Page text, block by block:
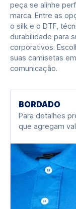
peça se alinhe
marca. Entre as
o silk e o DTF,
durabilidade para
corporativos.
suas camisetas
comunicação.
BORDADO
Para detalhes
que agregam